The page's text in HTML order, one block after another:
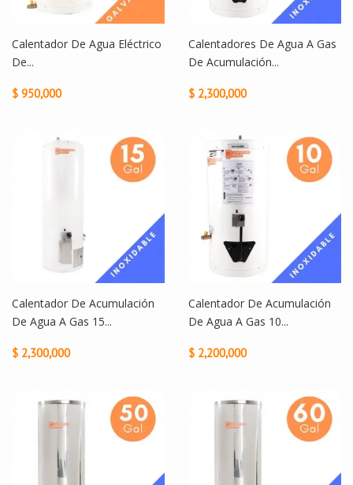
Calentador De Agua Eléctrico
De...
$ 950,000
Calentadores De Agua A Gas
De Acumulación...
$ 2,300,000
Calentador De Acumulación
De Agua A Gas 15...
$ 2,300,000
Calentador De Acumulación
De Agua A Gas 10...
$ 2,200,000